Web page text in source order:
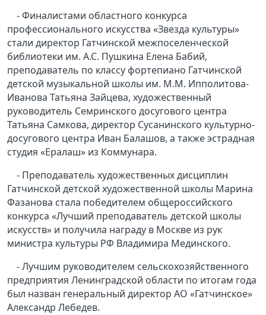
- Финалистами областного конкурса
профессионального искусства «Звезда культуры»
стали директор Гатчинской межпоселенческой
библиотеки им. А.С. Пушкина Елена Бабий,
преподаватель по классу фортепиано Гатчинской
детской музыкальной школы им. М.М. Ипполитова-
Иванова Татьяна Зайцева, художественный
руководитель Семринского досугового центра
Татьяна Самкова, директор Сусанинского культурно-
досугового центра Иван Балашов, а также эстрадная
студия «Ералаш» из Коммунара.
- Преподаватель художественных дисциплин
Гатчинской детской художественной школы Марина
Фазанова стала победителем общероссийского
конкурса «Лучший преподаватель детской школы
искусств» и получила награду в Москве из рук
министра культуры РФ Владимира Мединского.
- Лучшим руководителем сельскохозяйственного
предприятия Ленинградской области по итогам года
был назван генеральный директор АО «Гатчинское»
Александр Лебедев.